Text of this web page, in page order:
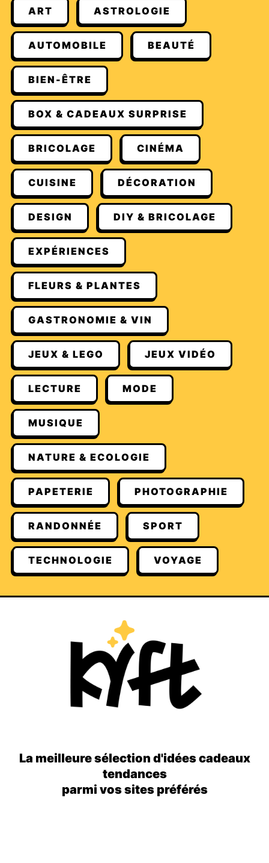
ART ASTROLOGIE
AUTOMOBILE BEAUTÉ
BIEN-ÊTRE
BOX & CADEAUX SURPRISE
BRICOLAGE CINÉMA
CUISINE DÉCORATION
DESIGN DIY & BRICOLAGE
EXPÉRIENCES
FLEURS & PLANTES
GASTRONOMIE & VIN
JEUX & LEGO JEUX VIDÉO
LECTURE MODE
MUSIQUE
NATURE & ECOLOGIE
PAPETERIE PHOTOGRAPHIE
RANDONNÉE SPORT
TECHNOLOGIE VOYAGE
La meilleure sélection d'idées cadeaux
tendances
parmi vos sites préférés